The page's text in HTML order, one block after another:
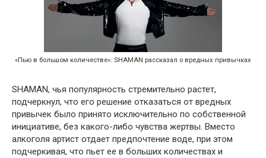
«Пью в большом количестве»: SHAMAN рассказал о вредных привычках
SHAMAN, чья популярность стремительно растет,
подчеркнул, что его решение отказаться от вредных
привычек было принято исключительно по собственной
инициативе, без какого-либо чувства жертвы. Вместо
алкоголя артист отдает предпочтение воде, при этом
подчеркивая, что пьет ее в больших количествах и